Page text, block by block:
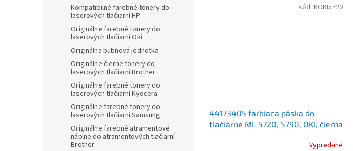
Kompatibilné farebné tonery do
laserových tlačiarní HP
Originálne farebné tonery do
laserových tlačiarní Oki
Originálna bubnová jednotka
Originálne čierne tonery do
laserových tlačiarní Brother
Originálne farebné tonery do
laserových tlačiarní Kyocera
Originálne farebné tonery do
laserových tlačiarní Samsung
Originálne farebné atramentové
náplne do atramentových tlačiarní
Brother
44173405 farbiaca páska do
tlačiarne ML 5720, 5790, OKI, čierna
Vypredané
Kód: KOKI5720